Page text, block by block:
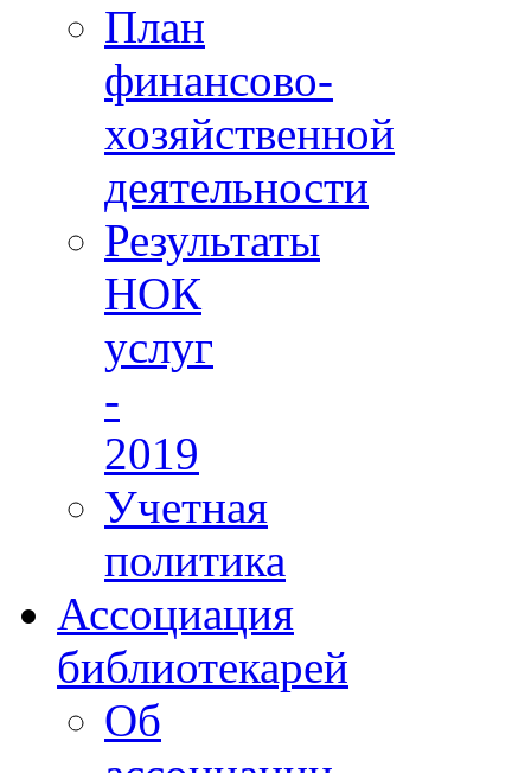
План
финансово-
хозяйственной
деятельности
Результаты
НОК
услуг
-
2019
Учетная
политика
Ассоциация
библиотекарей
Об